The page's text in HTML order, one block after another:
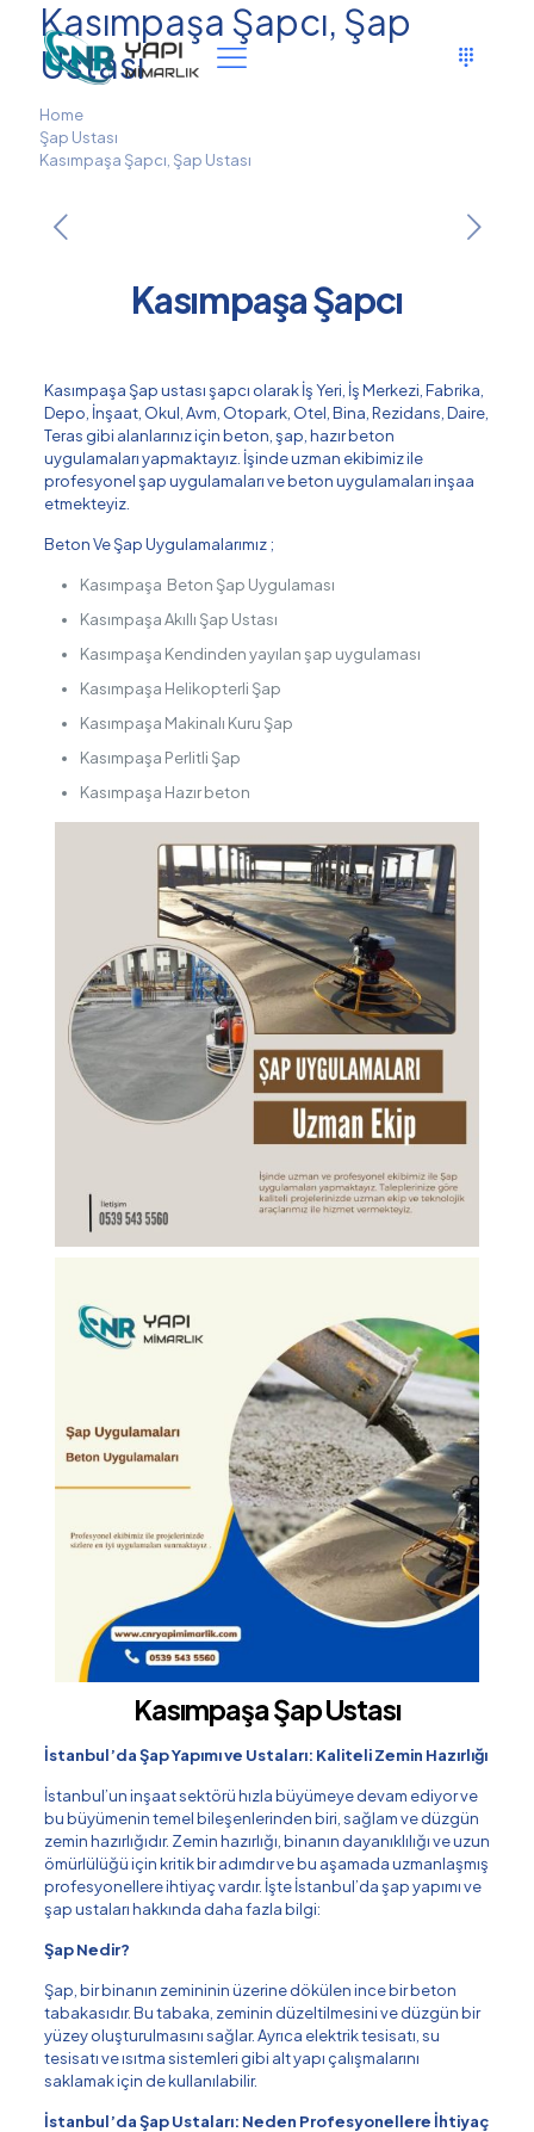
Kasımpaşa Şapcı, Şap
Ustası
Home
Şap Ustası
Kasımpaşa Şapcı, Şap Ustası
Kasımpaşa Şapcı
Kasımpaşa Şap ustası şapcı olarak İş Yeri, İş Merkezi, Fabrika,
Depo, İnşaat, Okul, Avm, Otopark, Otel, Bina, Rezidans, Daire,
Teras gibi alanlarınız için beton, şap, hazır beton
uygulamaları yapmaktayız. İşinde uzman ekibimiz ile
profesyonel şap uygulamaları ve beton uygulamaları inşaa
etmekteyiz.
Beton Ve Şap Uygulamalarımız ;
Kasımpaşa Beton Şap Uygulaması
Kasımpaşa Akıllı Şap Ustası
Kasımpaşa Kendinden yayılan şap uygulaması
Kasımpaşa Helikopterli Şap
Kasımpaşa Makinalı Kuru Şap
Kasımpaşa Perlitli Şap
Kasımpaşa Hazır beton
Kasımpaşa Şap Ustası
İstanbul’da Şap Yapımı ve Ustaları: Kaliteli Zemin Hazırlığı
İstanbul’un inşaat sektörü hızla büyümeye devam ediyor ve
bu büyümenin temel bileşenlerinden biri, sağlam ve düzgün
zemin hazırlığıdır. Zemin hazırlığı, binanın dayanıklılığı ve uzun
ömürlülüğü için kritik bir adımdır ve bu aşamada uzmanlaşmış
profesyonellere ihtiyaç vardır. İşte İstanbul’da şap yapımı ve
şap ustaları hakkında daha fazla bilgi:
Şap Nedir?
Şap, bir binanın zemininin üzerine dökülen ince bir beton
tabakasıdır. Bu tabaka, zeminin düzeltilmesini ve düzgün bir
yüzey oluşturulmasını sağlar. Ayrıca elektrik tesisatı, su
tesisatı ve ısıtma sistemleri gibi alt yapı çalışmalarını
saklamak için de kullanılabilir.
İstanbul’da Şap Ustaları: Neden Profesyonellere İhtiyaç